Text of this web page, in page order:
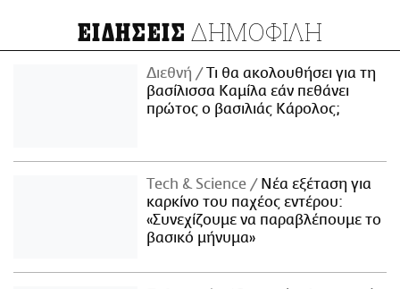
ΕΙΔΗΣΕΙΣ ΔΗΜΟΦΙΛΗ
Διεθνή
Τι θα ακολουθήσει για τη
βασίλισσα Καμίλα εάν πεθάνει
πρώτος ο βασιλιάς Κάρολος;
Τech & Science
Νέα εξέταση για
καρκίνο του παχέος εντέρου:
«Συνεχίζουμε να παραβλέπουμε το
βασικό μήνυμα»